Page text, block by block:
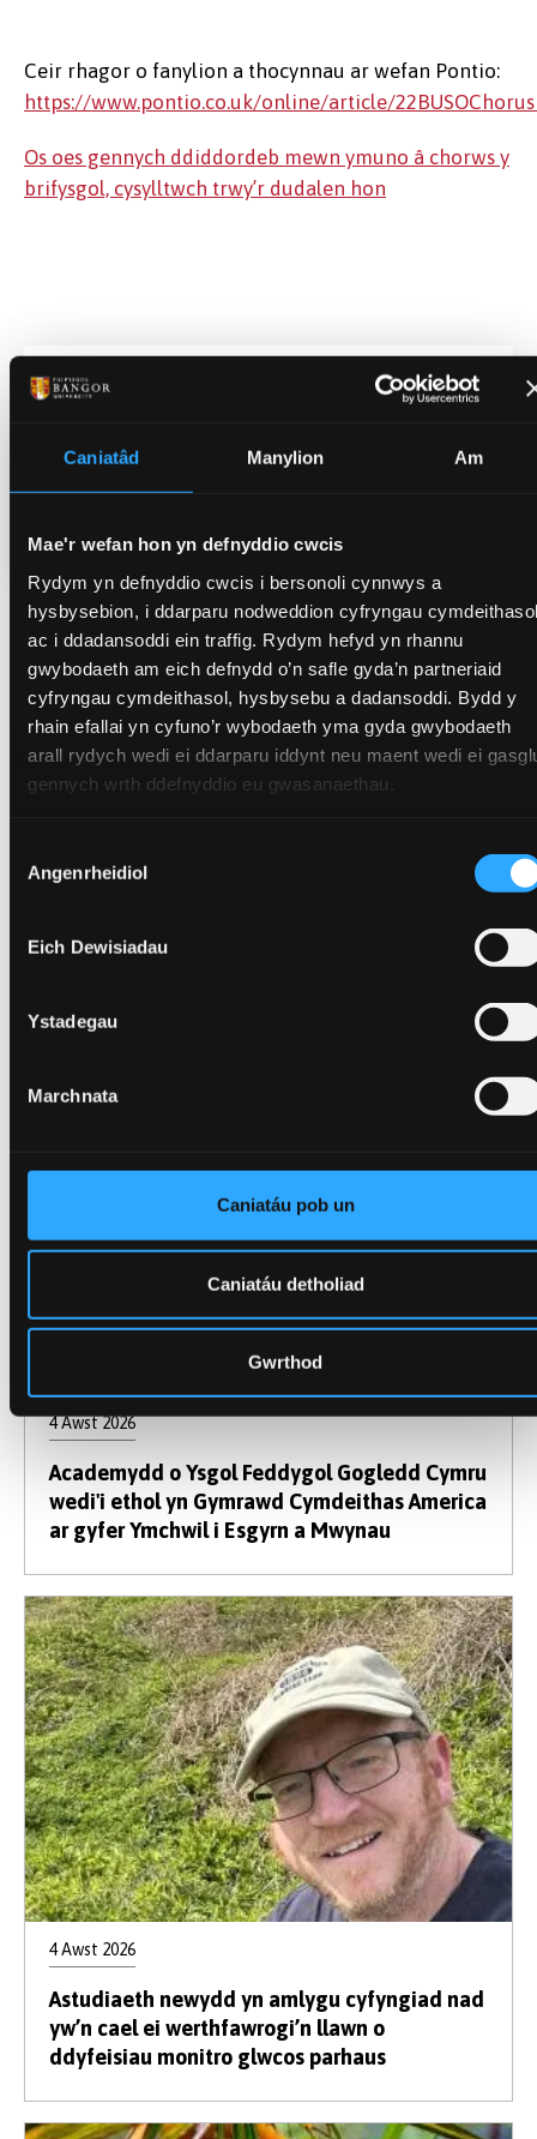
Caniatâd Manylion Am
Mae'r wefan hon yn defnyddio cwcis
Rydym yn defnyddio cwcis i bersonoli cynnwys a
hysbysebion, i ddarparu nodweddion cyfryngau
ac i ddadansoddi ein traffig. Rydym hefyd yn rhannu
gwybodaeth am eich defnydd o’n safle gyda’n partneriaid
cyfryngau cymdeithasol, hysbysebu a dadansoddi. Bydd y
rhain efallai yn cyfuno’r wybodaeth yma gyda gwybodaeth
arall rydych wedi ei ddarparu iddynt neu maent wedi ei
gennych wrth ddefnyddio eu gwasanaethau.
Caniatâd
Angenrheidiol
Eich Dewisiadau
Ystadegau
Marchnata
Caniatáu pob un
Caniatáu detholiad
Gwrthod
Ceir rhagor o fanylion a thocynnau ar wefan Pontio:
https://www.pontio.co.uk/online/article/
Os oes gennych ddiddordeb mewn ymuno â chorws y
brifysgol, cysylltwch trwy’r dudalen hon
Dyddiad Cyhoeddi
Categorïau
Newyddion Perthnasol
4 Awst 2026
Academydd o Ysgol Feddygol Gogledd Cymru
wedi'i ethol yn Gymrawd Cymdeithas America
ar gyfer Ymchwil i Esgyrn a Mwynau
4 Awst 2026
Astudiaeth newydd yn amlygu cyfyngiad nad
yw’n cael ei werthfawrogi’n llawn o
ddyfeisiau monitro glwcos parhaus